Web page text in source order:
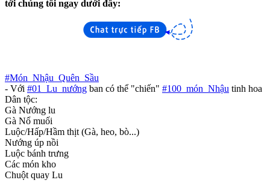
tới chúng tôi ngay dưới đây:
#Món_Nhậu_Quên_Sầu
- Với #01_Lu_nướng ban có thể "chiến" #100_món_Nhậu tinh hoa
Dân tộc:
Gà Nướng lu
Gà Nổ muối
Luộc/Hấp/Hầm thịt (Gà, heo, bò...)
Nướng úp nồi
Luộc bánh trưng
Các món kho
Chuột quay Lu